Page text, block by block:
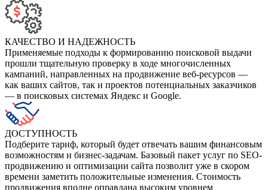
КАЧЕСТВО И НАДЕЖНОСТЬ
Применяемые подходы к формированию поисковой выдачи
прошли тщательную проверку в ходе многочисленных
кампаний, направленных на продвижение веб-ресурсов —
как ваших сайтов, так и проектов потенциальных заказчиков
— в поисковых системах Яндекс и Google.
ДОСТУПНОСТЬ
Подберите тариф, который будет отвечать вашим финансовым
возможностям и бизнес-задачам. Базовый пакет услуг по SEO-
продвижению и оптимизации сайта позволит уже в скором
времени заметить положительные изменения. Стоимость
продвижения вполне оправдана высоким уровнем